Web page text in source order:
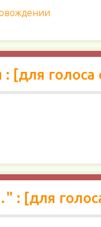
[для голоса
: [для